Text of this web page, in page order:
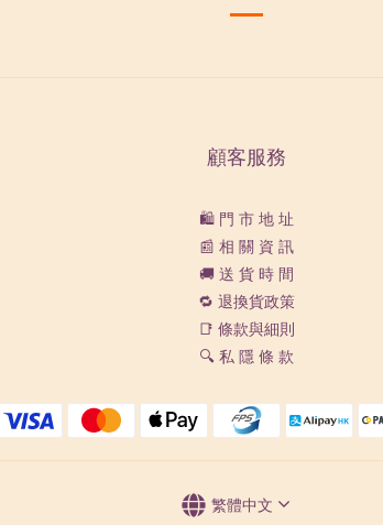
顧客服務
🛍️ 門 市 地 址
📰 相 關 資 訊
🚚 送 貨 時 間
🔁 退換貨政策
📑 條款與細則
🔍 私 隱 條 款
繁體中文